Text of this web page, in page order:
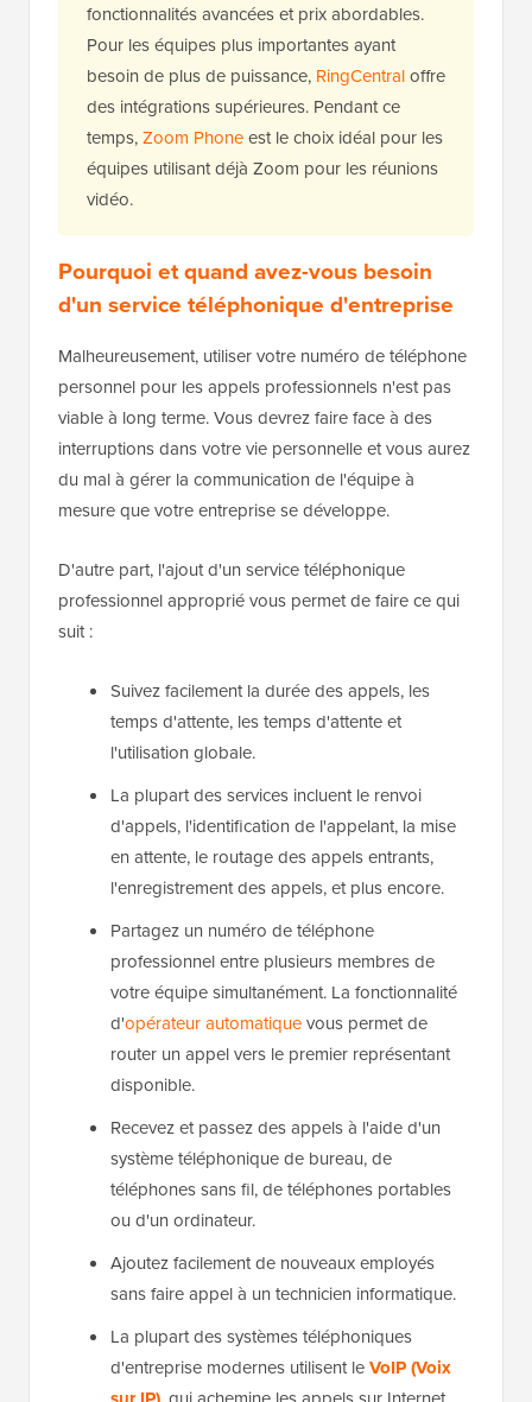
fonctionnalités avancées et prix abordables.
Pour les équipes plus importantes ayant
besoin de plus de puissance, RingCentraloffre
des intégrations supérieures. Pendant ce
temps,Zoom Phoneest le choix idéal pour les
équipes utilisant déjà Zoom pour les réunions
vidéo.
Pourquoi et quand avez-vous besoin
d'un service téléphonique d'entreprise
Malheureusement, utiliser votre numéro de téléphone
personnel pour les appels professionnels n'est pas
viable à long terme. Vous devrez faire face à des
interruptions dans votre vie personnelle et vous aurez
du mal à gérer la communication de l'équipe à
mesure que votre entreprise se développe.
D'autre part, l'ajout d'un service téléphonique
professionnel approprié vous permet de faire ce qui
suit :
Suivez facilement la durée des appels, les
temps d'attente, les temps d'attente et
l'utilisation globale.
La plupart des services incluent le renvoi
d'appels, l'identification de l'appelant, la mise
en attente, le routage des appels entrants,
l'enregistrement des appels, et plus encore.
Partagez un numéro de téléphone
professionnel entre plusieurs membres de
votre équipe simultanément. La fonctionnalité
d'opérateur automatiquevous permet de
router un appel vers le premier représentant
disponible.
Recevez et passez des appels à l'aide d'un
système téléphonique de bureau, de
téléphones sans fil, de téléphones portables
ou d'un ordinateur.
Ajoutez facilement de nouveaux employés
sans faire appel à un technicien informatique.
La plupart des systèmes téléphoniques
d'entreprise modernes utilisent leVoIP (Voix